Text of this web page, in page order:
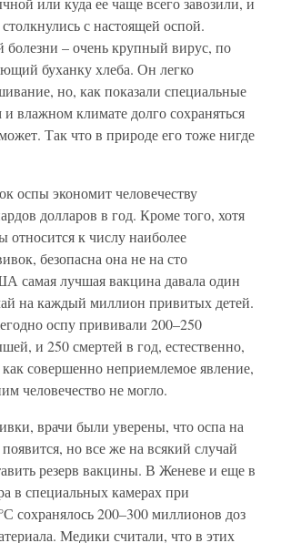
с настоящей оспой.
болезни – очень крупный вирус, по
буханку хлеба. Он легко
но, как показали специальные
влажном климате долго сохраняться
Так что в природе его тоже нигде
оспы экономит человечеству
долларов в год. Кроме того, хотя
относится к числу наиболее
безопасна она не на сто
самая лучшая вакцина давала один
на каждый миллион привитых детей.
оспу прививали 200–250
и 250 смертей в год, естественно,
совершенно неприемлемое явление,
человечество не могло.
врачи были уверены, что оспа на
но все же на всякий случай
резерв вакцины. В Женеве и еще в
в специальных камерах при
сохранялось 200–300 миллионов доз
Медики считали, что в этих